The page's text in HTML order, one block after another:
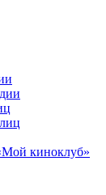
киноклуб»